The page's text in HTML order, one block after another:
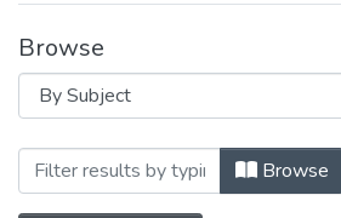
Browse
Browsing КафедраBrowse